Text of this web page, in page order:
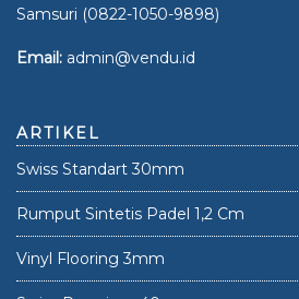
Samsuri (0822-1050-9898)
Email: admin@vendu.id
ARTIKEL
Swiss Standart 30mm
Rumput Sintetis Padel 1,2 Cm
Vinyl Flooring 3mm